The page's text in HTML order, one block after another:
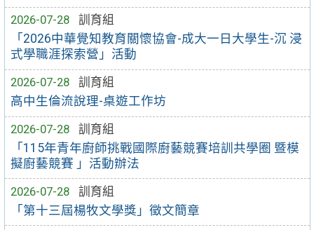
2026-07-28
訓育組
「2026中華覺知教育關懷協會-成大一日大學生-沉 浸
式學職涯探索營」活動
2026-07-28
訓育組
高中生倫流說理-桌遊工作坊
2026-07-28
訓育組
「115年青年廚師挑戰國際廚藝競賽培訓共學圈 暨模
擬廚藝競賽 」活動辦法
2026-07-28
訓育組
「第十三屆楊牧文學獎」徵文簡章